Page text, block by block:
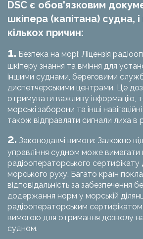
DSC є обов'язковим
шкіпера (капітана) судна, і
кількох причин:
1. Безпека на морі: Ліцензія
шкіперу знання та вміння для
іншими суднами, береговими
диспетчерськими центрами. Це
отримувати важливу інформацію,
морські заборони та інші
також відправляти сигнали лиха в
2. Законодавчі вимоги: Залежно
управління судном може вимагати
радіооператорського сертифікату
морського руху. Багато країн
відповідальність за забезпечення
додержання норм у морській
радіооператорським
вимогою для отримання дозволу
судном.